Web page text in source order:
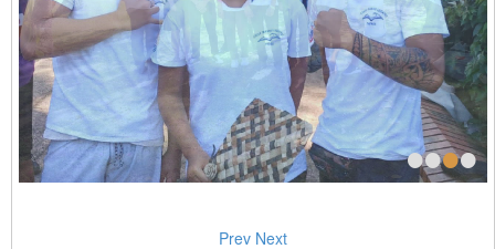
••••
Prev Next